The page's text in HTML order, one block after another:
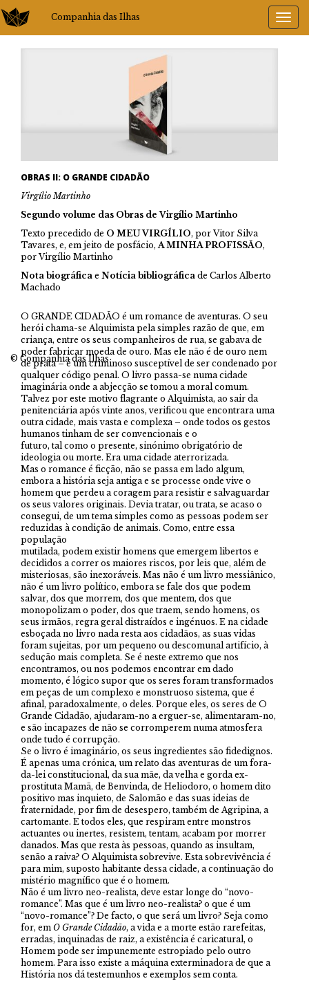
Companhia das Ilhas
OBRAS II: O GRANDE CIDADÃO
Virgílio Martinho
Segundo volume das Obras de Virgílio Martinho
Texto precedido de O MEU VIRGÍLIO, por Vitor Silva
Tavares, e, em jeito de posfácio,A MINHA PROFISSÃO,
por Virgílio Martinho
Nota biográfica e Notícia bibliográfica de Carlos Alberto
Machado
O GRANDE CIDADÃO é um romance de aventuras. O seu
herói chama-se Alquimista pela simples razão de que, em
criança, entre os seus companheiros de rua, se gabava de
poder fabricar moeda de ouro. Mas ele não é de ouro nem
de prata – é um criminoso susceptível de ser condenado por
qualquer código penal. O livro passa-se numa cidade
imaginária onde a abjecção se tomou a moral comum.
Talvez por este motivo flagrante o Alquimista, ao sair da
penitenciária após vinte anos, verificou que encontrara uma
outra cidade, mais vasta e complexa – onde todos os gestos
humanos tinham de ser convencionais e o
futuro, tal como o presente, sinónimo obrigatório de
ideologia ou morte. Era uma cidade aterrorizada.
Mas o romance é ficção, não se passa em lado algum,
embora a história seja antiga e se processe onde vive o
homem que perdeu a coragem para resistir e salvaguardar
os seus valores originais. Devia tratar, ou trata, se acaso o
consegui, de um tema simples como as pessoas podem ser
reduzidas à condição de animais. Como, entre essa
população
mutilada, podem existir homens que emergem libertos e
decididos a correr os maiores riscos, por leis que, além de
misteriosas, são inexoráveis. Mas não é um livro messiânico,
não é um livro político, embora se fale dos que podem
salvar, dos que morrem, dos que mentem, dos que
monopolizam o poder, dos que traem, sendo homens, os
seus irmãos, regra geral distraídos e ingénuos. E na cidade
esboçada no livro nada resta aos cidadãos, as suas vidas
foram sujeitas, por um pequeno ou descomunal artifício, à
sedução mais completa. Se é neste extremo que nos
encontramos, ou nos podemos encontrar em dado
momento, é lógico supor que os seres foram transformados
em peças de um complexo e monstruoso sistema, que é
afinal, paradoxalmente, o deles. Porque eles, os seres de O
Grande Cidadão, ajudaram-no a erguer-se, alimentaram-no,
e são incapazes de não se corromperem numa atmosfera
onde tudo é corrupção.
Se o livro é imaginário, os seus ingredientes são fidedignos.
É apenas uma crónica, um relato das aventuras de um fora-
da-lei constitucional, da sua mãe, da velha e gorda ex-
prostituta Mamã, de Benvinda, de Heliodoro, o homem dito
positivo mas inquieto, de Salomão e das suas ideias de
fraternidade, por fim de desespero, também de Agripina, a
cartomante. E todos eles, que respiram entre monstros
actuantes ou inertes, resistem, tentam, acabam por morrer
danados. Mas que resta às pessoas, quando as insultam,
senão a raiva? O Alquimista sobrevive. Esta sobrevivência é
para mim, suposto habitante dessa cidade, a continuação do
mistério magnífico que é o homem.
Não é um livro neo-realista, deve estar longe do “novo-
romance”. Mas que é um livro neo-realista? o que é um
“novo-romance”? De facto, o que será um livro? Seja como
for, em O Grande Cidadão, a vida e a morte estão rarefeitas,
erradas, inquinadas de raiz, a existência é caricatural, o
Homem pode ser impunemente estropiado pelo outro
homem. Para isso existe a máquina exterminadora de que a
História nos dá testemunhos e exemplos sem conta.
© Companhia das Ilhas